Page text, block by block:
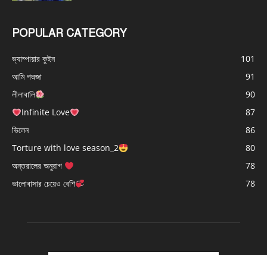
POPULAR CATEGORY
ভ্যাম্পায়ার কুইন
101
আমি পদ্মজা
91
লীলাবালি
90
Infinite Love
87
ভিলেন
86
Torture with love season_2
80
অন্তরালের অনুরাগ
78
ভালোবাসার চেয়েও বেশি
78